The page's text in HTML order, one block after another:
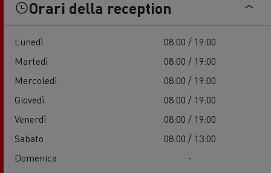
Orari della reception
Lunedì
08:00 / 19:00
Martedì
08:00 / 19:00
Mercoledì
08:00 / 19:00
Giovedì
08:00 / 19:00
Venerdì
08:00 / 19:00
Sabato
08:00 / 13:00
Domenica
-